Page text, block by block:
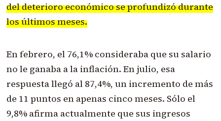
del deterioro económico se profundizó durante
los últimos meses.
En febrero, el 76,1% consideraba que su salario
no le ganaba a la inflación. En julio, esa
respuesta llegó al 87,4%, un incremento de más
de 11 puntos en apenas cinco meses. Sólo el
9,8% afirma actualmente que sus ingresos